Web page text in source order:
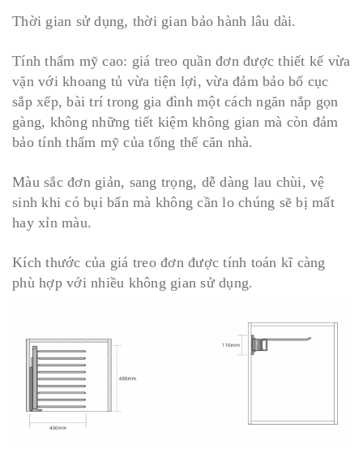
Thời gian sử dụng, thời gian bảo hành lâu dài.
Tính thẩm mỹ cao: giá treo quần đơn được thiết kế vừa
vặn với khoang tủ vừa tiện lợi, vừa đảm bảo bố cục
sắp xếp, bài trí trong gia đình một cách ngăn nắp gọn
gàng, không những tiết kiệm không gian mà còn đảm
bảo tính thẩm mỹ của tổng thể căn nhà.
Màu sắc đơn giản, sang trọng, dễ dàng lau chùi, vệ
sinh khi có bụi bẩn mà không cần lo chúng sẽ bị mất
hay xỉn màu.
Kích thước của giá treo đơn được tính toán kĩ càng
phù hợp với nhiều không gian sử dụng.